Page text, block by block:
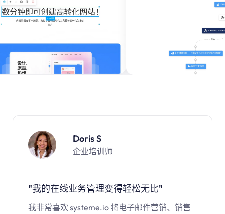
Doris S
企业培训师
"我的在线业务管理变得轻松无比"
我非常喜欢 systeme.io将电子邮件营销、销售